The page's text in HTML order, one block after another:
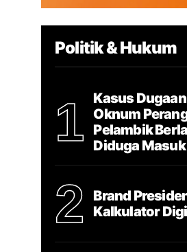
Politik & Hukum
1
Kasus
Oknum
Pelambik
Diduga
2
Brand
Kalkulator